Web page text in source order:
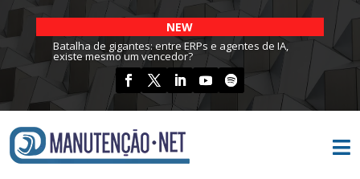
NEW
Batalha de gigantes: entre ERPs e agentes de IA,
existe mesmo um vencedor?
